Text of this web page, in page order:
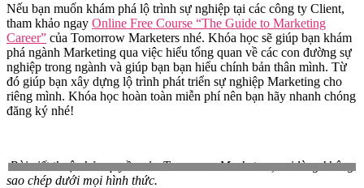
Nếu bạn muốn khám phá lộ trình sự nghiệp tại các công ty Client,
tham khảo ngay Online Free Course “The Guide to Marketing
Career” của Tomorrow Marketers nhé. Khóa học sẽ giúp bạn khám
phá ngành Marketing qua việc hiểu tổng quan về các con đường sự
nghiệp trong ngành và giúp bạn bạn hiểu chính bản thân mình. Từ
đó giúp bạn xây dựng lộ trình phát triển sự nghiệp Marketing cho
riêng mình. Khóa học hoàn toàn miễn phí nên bạn hãy nhanh chóng
đăng ký nhé!
Bài viết thuộc bản quyền của Tomorrow Marketers, vui lòng không
sao chép dưới mọi hình thức.